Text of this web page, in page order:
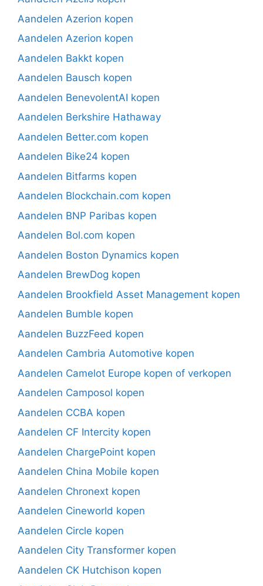
Aandelen Azerion kopen
Aandelen Azerion kopen
Aandelen Bakkt kopen
Aandelen Bausch kopen
Aandelen BenevolentAI kopen
Aandelen Berkshire Hathaway
Aandelen Better.com kopen
Aandelen Bike24 kopen
Aandelen Bitfarms kopen
Aandelen Blockchain.com kopen
Aandelen BNP Paribas kopen
Aandelen Bol.com kopen
Aandelen Boston Dynamics kopen
Aandelen BrewDog kopen
Aandelen Brookfield Asset Management kopen
Aandelen Bumble kopen
Aandelen BuzzFeed kopen
Aandelen Cambria Automotive kopen
Aandelen Camelot Europe kopen of verkopen
Aandelen Camposol kopen
Aandelen CCBA kopen
Aandelen CF Intercity kopen
Aandelen ChargePoint kopen
Aandelen China Mobile kopen
Aandelen Chronext kopen
Aandelen Cineworld kopen
Aandelen Circle kopen
Aandelen City Transformer kopen
Aandelen CK Hutchison kopen